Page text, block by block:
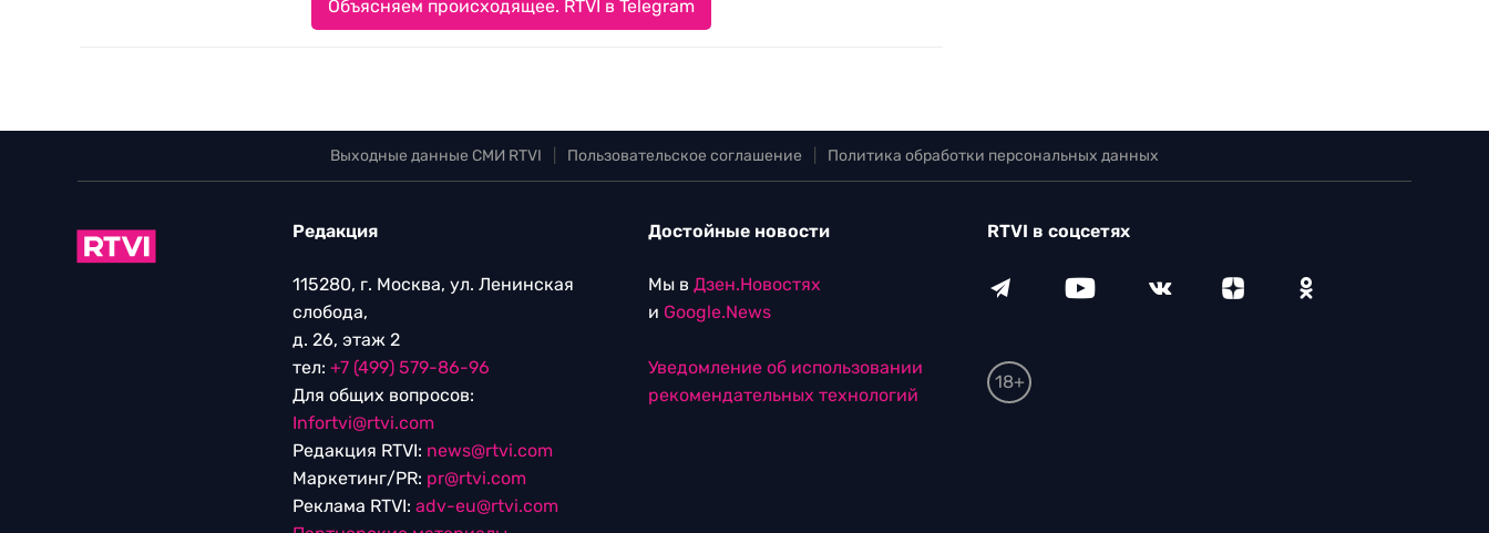
Объясняем происходящее. RTVI в Telegram
Выходные данные СМИ RTVI Пользовательское соглашение Политика обработки персональных данных
Редакция
115280, г. Москва, ул. Ленинская
слобода,
д. 26, этаж 2
тел: +7 (499) 579-86-96
Для общих вопросов:
Infortvi@rtvi.com
Редакция RTVI: news@rtvi.com
Маркетинг/PR: pr@rtvi.com
Реклама RTVI: adv-eu@rtvi.com
Достойные новости
Мы в Дзен.Новостях
и Google.News
Уведомление об использовании
рекомендательных технологий
RTVI в соцсетях
18+